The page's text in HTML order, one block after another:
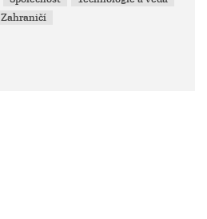
Zahraničí